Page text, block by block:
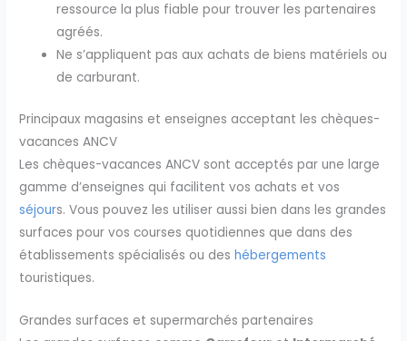
ressource la plus fiable pour trouver les partenaires
agréés.
Ne s’appliquent pas aux achats de biens matériels ou
de carburant.
Principaux magasins et enseignes acceptant les chèques-
vacances ANCV
Les chèques-vacances ANCV sont acceptés par une large
gamme d’enseignes qui facilitent vos achats et vos
séjours. Vous pouvez les utiliser aussi bien dans les grandes
surfaces pour vos courses quotidiennes que dans des
établissements spécialisés ou deshébergements
touristiques.
Grandes surfaces et supermarchés partenaires